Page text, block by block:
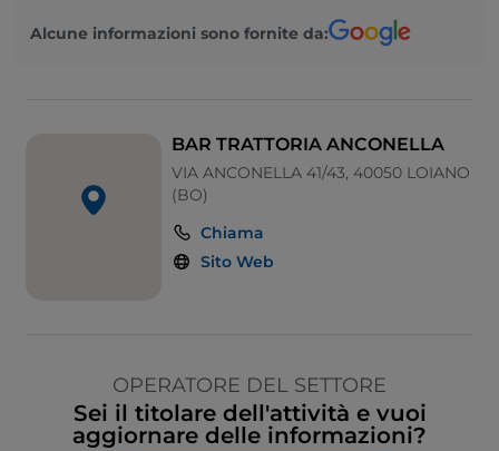
Alcune informazioni sono fornite da:
BAR TRATTORIA ANCONELLA
VIA ANCONELLA 41/43, 40050 LOIANO
(BO)
Chiama
Sito Web
OPERATORE DEL SETTORE
Sei il titolare dell'attività e vuoi
aggiornare delle informazioni?